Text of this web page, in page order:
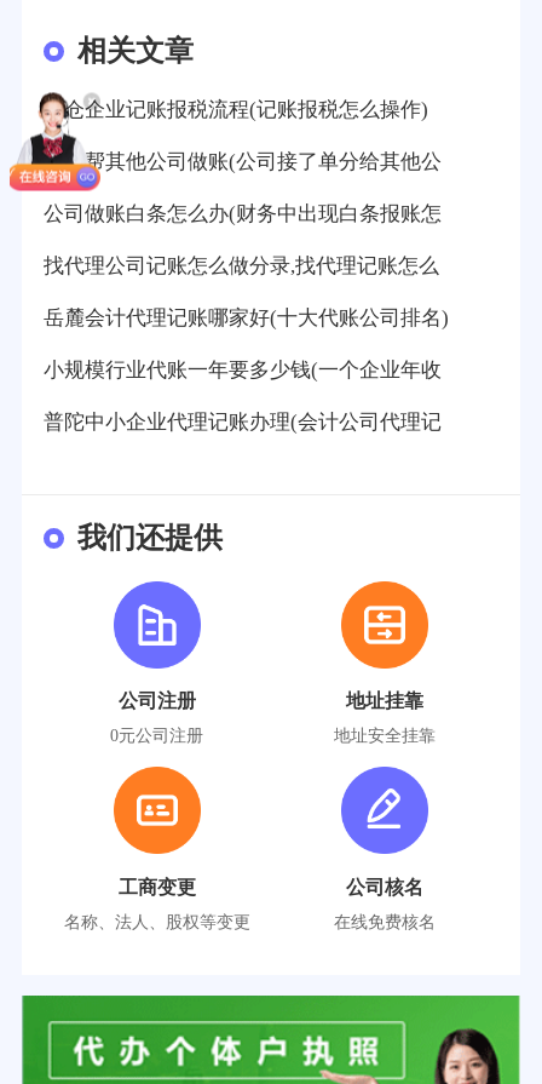
相关文章
太仓企业记账报税流程(记账报税怎么操作)
怎么帮其他公司做账(公司接了单分给其他公
公司做账白条怎么办(财务中出现白条报账怎
找代理公司记账怎么做分录,找代理记账怎么
岳麓会计代理记账哪家好(十大代账公司排名)
小规模行业代账一年要多少钱(一个企业年收
普陀中小企业代理记账办理(会计公司代理记
我们还提供
公司注册
0元公司注册
地址挂靠
地址安全挂靠
工商变更
名称、法人、股权等变更
公司核名
在线免费核名